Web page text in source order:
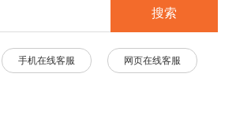
搜索
手机在线客服 网页在线客服